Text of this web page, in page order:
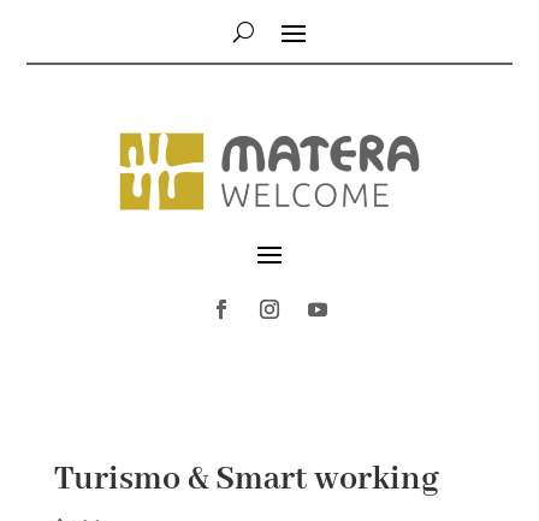
Turismo & Smart working